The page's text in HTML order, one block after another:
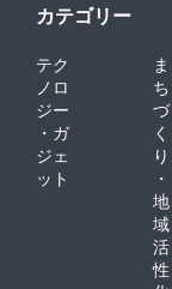
カテゴリー
テク
ノロ
ジー
・ガ
ジェ
ット
ま
ち
づ
く
り
・
地
域
活
性